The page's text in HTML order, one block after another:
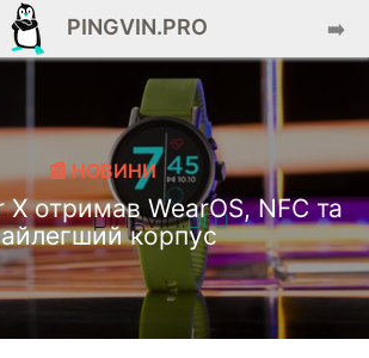
PINGVIN.PRO ➡️
📰 НОВИНИ
отримав WearOS, NFC та
корпус